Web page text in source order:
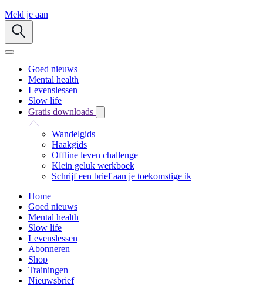
Meld je aan
Goed nieuws
Mental health
Levenslessen
Slow life
Gratis downloads
Wandelgids
Haakgids
Offline leven challenge
Klein geluk werkboek
Schrijf een brief aan je toekomstige ik
Home
Goed nieuws
Mental health
Slow life
Levenslessen
Abonneren
Shop
Trainingen
Nieuwsbrief